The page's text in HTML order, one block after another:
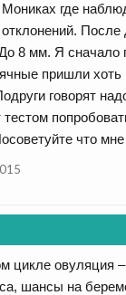
где
отклонений.
8 мм. Я сначало
пришли хоть
говорят
что
цикле овуляция
шансы на